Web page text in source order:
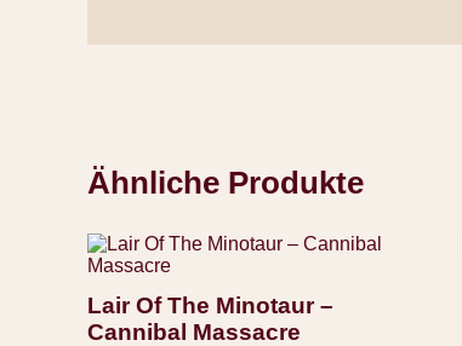
Ähnliche Produkte
Lair Of The Minotaur ‎–
Cannibal Massacre